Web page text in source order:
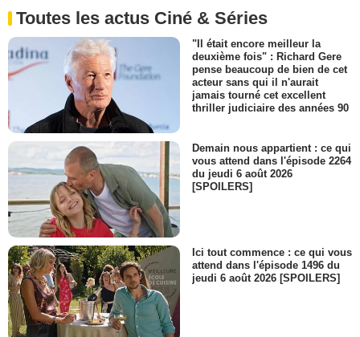
Toutes les actus Ciné & Séries
"Il était encore meilleur la
deuxième fois" : Richard Gere
pense beaucoup de bien de cet
acteur sans qui il n'aurait
jamais tourné cet excellent
thriller judiciaire des années 90
Demain nous appartient : ce qui
vous attend dans l'épisode 2264
du jeudi 6 août 2026
[SPOILERS]
Ici tout commence : ce qui vous
attend dans l'épisode 1496 du
jeudi 6 août 2026 [SPOILERS]